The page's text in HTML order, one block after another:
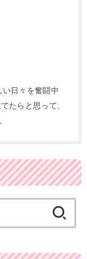
い日々を奮闘中
たらと思って、